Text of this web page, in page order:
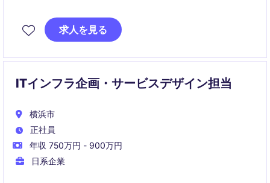
ITと日常的に連携しながら、業務に直結するIT基盤の整
備と活用推進を担います。
求人を見る
ITインフラ企画・サービスデザイン担当
横浜市
正社員
年収 750万円 - 900万円
日系企業